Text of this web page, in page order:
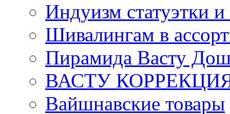
Индуизм статуэтки
Шивалингам в
Пирамида Васту
ВАСТУ
Вайшнавские товары